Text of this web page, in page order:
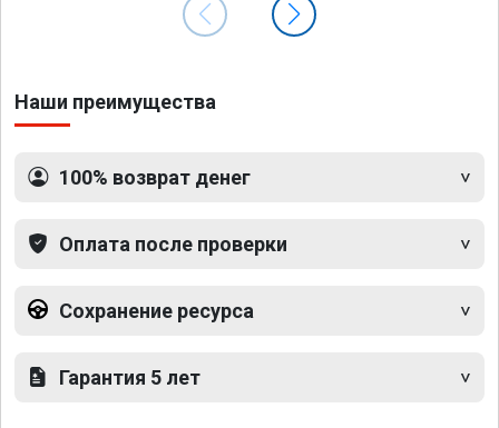
Наши преимущества
100% возврат денег
Оплата после проверки
Сохранение ресурса
Гарантия 5 лет